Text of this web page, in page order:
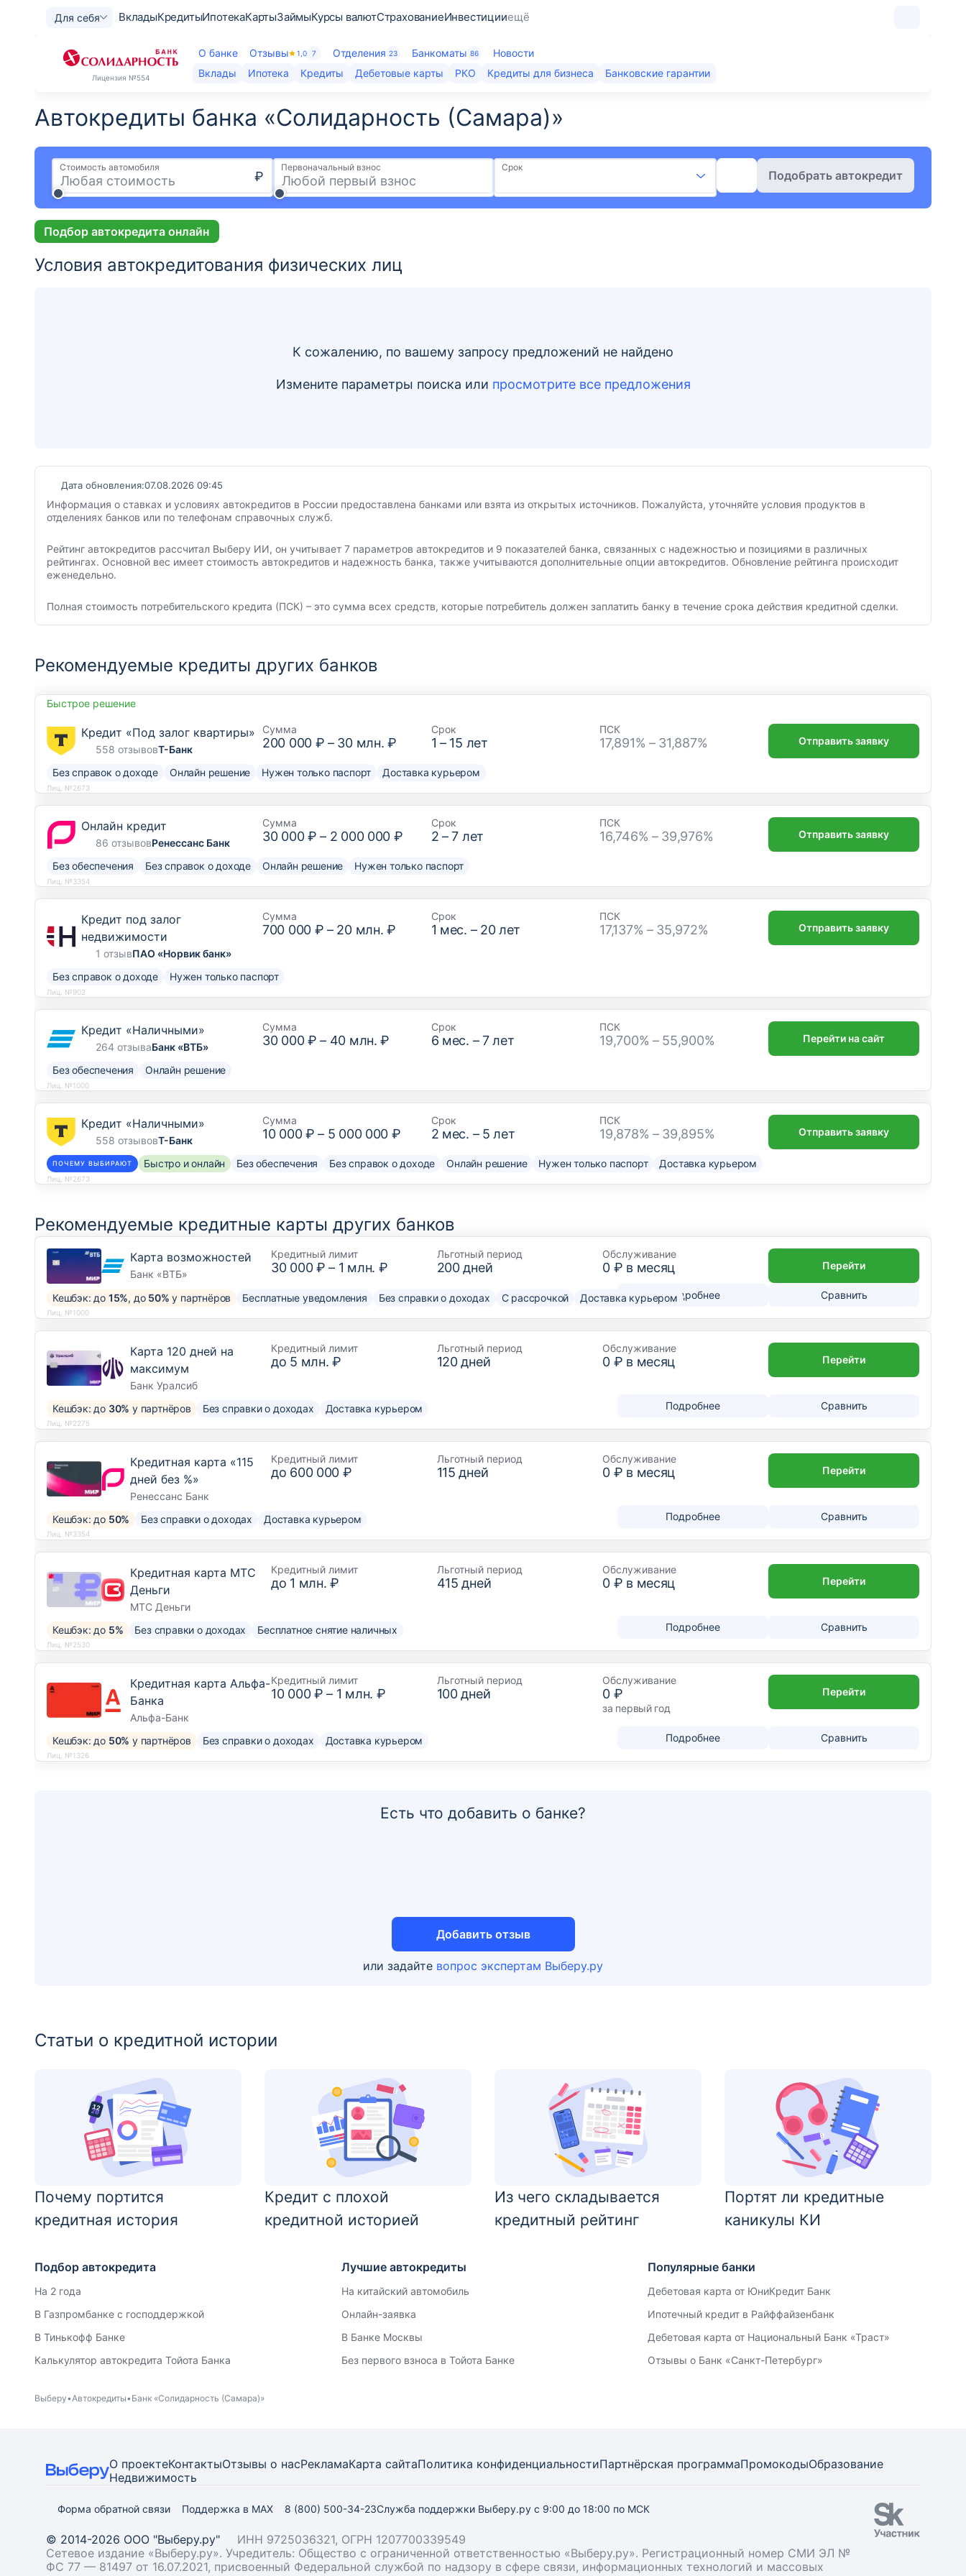
Для себя ВкладыКредитыИпотекаКартыЗаймыКурсы валютСтрахованиеИнвестицииещё
Лицензия №554
О банке Отзывы 1,0 7 Отделения 23 Банкоматы 86
Новости
Вклады
Ипотека Кредиты Дебетовые карты РКО Кредиты для бизнеса Банковские гарантии
Автокредиты банка «Солидарность (Самара)»​
Стоимость автомобиля
₽
Первоначальный взнос Срок
Подобрать автокредит
Подбор автокредита онлайн
Условия автокредитования физических лиц
К сожалению, по вашему запросу предложений не найдено
Измените параметры поиска или просмотрите все предложения
Дата обновления:07.08.2026 09:45
Информация о ставках и условиях автокредитов в России предоставлена банками или взята из открытых источников. Пожалуйста, уточняйте условия продуктов в
отделениях банков или по телефонам справочных служб.
Рейтинг автокредитов рассчитал Выберу ИИ, он учитывает 7 параметров автокредитов и 9 показателей банка, связанных с надежностью и позициями в различных
рейтингах. Основной вес имеет стоимость автокредитов и надежность банка, также учитываются дополнительные опции автокредитов. Обновление рейтинга происходит
еженедельно.
Полная стоимость потребительского кредита (ПСК) – это сумма всех средств, которые потребитель должен заплатить банку в течение срока действия кредитной сделки.
Рекомендуемые кредиты других банков
Быстрое решение
Кредит «Под залог квартиры»
558 отзывовТ-Банк
Сумма
200 000 ₽ – 30 млн. ₽
Срок
1 – 15 лет
ПСК
17,891% – 31,887%
Без справок о доходе Онлайн решение Нужен только паспорт Доставка курьером
Отправить заявку
Лиц. №2673
Онлайн кредит
86 отзывовРенессанс Банк
Сумма
30 000 ₽ – 2 000 000 ₽
Срок
2 –7 лет
ПСК
16,746% – 39,976%
Без обеспечения Без справок о доходе Онлайн решение Нужен только паспорт
Отправить заявку
Лиц. №3354
Кредит под залог
недвижимости
1 отзывПАО «Норвик банк»
Сумма
700 000 ₽ – 20 млн. ₽
Срок
1 мес. – 20лет
ПСК
17,137% – 35,972%
Без справок о доходе Нужен только паспорт
Отправить заявку
Лиц. №902
Кредит «Наличными»
264 отзываБанк «ВТБ»
Сумма
30 000 ₽ – 40 млн. ₽
Срок
6 мес. –7лет
ПСК
19,700% – 55,900%
Без обеспечения Онлайн решение
Перейти на сайт
Лиц. №1000
Кредит «Наличными»
558 отзывовТ-Банк
Сумма
10 000 ₽ – 5 000 000 ₽
Срок
2 мес. – 5 лет
ПСК
19,878% – 39,895%
ПОЧЕМУ ВЫБИРАЮТ Быстро и онлайн Без обеспечения Без справок о доходе Онлайн решение Нужен только паспорт Доставка курьером
Отправить заявку
Лиц. №2673
Рекомендуемые кредитные карты других банков
Карта возможностей
Банк «ВТБ»
Кредитный лимит
30 000 ₽ – 1 млн. ₽
Льготный период
200дней
Обслуживание
0 ₽ в месяц
Кешбэк: до 15%, до 50% у партнёров Бесплатные уведомления Без справки о доходах С рассрочкой Доставка курьеромПодробнее Сравнить
Перейти
Лиц. №1000
Карта 120 дней на
максимум
Банк Уралсиб
Кредитный лимит
до 5 млн. ₽
Льготный период
120дней
Обслуживание
0 ₽ в месяц
Кешбэк: до 30% у партнёров Без справки о доходах Доставка курьером Подробнее Сравнить
Перейти
Лиц. №2275
Кредитная карта «115
дней без %»
Ренессанс Банк
Кредитный лимит
до 600 000 ₽
Льготный период
115 дней
Обслуживание
0 ₽ в месяц
Кешбэк: до 50% Без справки о доходах Доставка курьером Подробнее Сравнить
Перейти
Лиц. №3354
Кредитная карта МТС
Деньги
МТС Деньги
Кредитный лимит
до 1 млн. ₽
Льготный период
415 дней
Обслуживание
0 ₽ в месяц
Кешбэк: до 5% Без справки о доходах Бесплатное снятие наличных Подробнее Сравнить
Перейти
Лиц. №2530
Кредитная карта Альфа-
Банка
Альфа-Банк
Кредитный лимит
10 000 ₽ – 1 млн. ₽
Льготный период
100дней
Обслуживание
0 ₽
за первый год
Кешбэк: до 50% у партнёров Без справки о доходах Доставка курьером Подробнее Сравнить
Перейти
Лиц. №1326
Есть что добавить о банке?
Добавить отзыв
или задайте вопрос экспертам Выберу.ру
Статьи о кредитной истории
Почему портится
кредитная история
Кредит с плохой
кредитной историей
Из чего складывается
кредитный рейтинг
Портят ли кредитные
каникулы КИ
Подбор автокредита
На 2 года
В Газпромбанке с господдержкой
В Тинькофф Банке
Калькулятор автокредита Тойота Банка
Лучшие автокредиты
На китайский автомобиль
Онлайн-заявка
В Банке Москвы
Без первого взноса в Тойота Банке
Популярные банки
Дебетовая карта от ЮниКредит Банк
Ипотечный кредит в Райффайзенбанк
Дебетовая карта от Национальный Банк «Траст»
Отзывы о Банк «Санкт-Петербург»
Выберу Автокредиты Банк «Солидарность (Самара)»
О проектеКонтактыОтзывы о насРекламаКарта сайтаПолитика конфиденциальностиПартнёрская программаПромокодыОбразование
Недвижимость
Форма обратной связи Поддержка в MAX 8 (800) 500-34-23Служба поддержки Выберу.ру с 9:00 до 18:00 по МСК
© 2014-2026 ООО "Выберу.ру"
ИНН 9725036321, ОГРН 1207700339549
Сетевое издание «Выберу.ру». Учредитель: Общество с ограниченной ответственностью «Выберу.ру». Регистрационный номер СМИ ЭЛ №
ФС 77 — 81497 от 16.07.2021, присвоенный Федеральной службой по надзору в сфере связи, информационных технологий и массовых